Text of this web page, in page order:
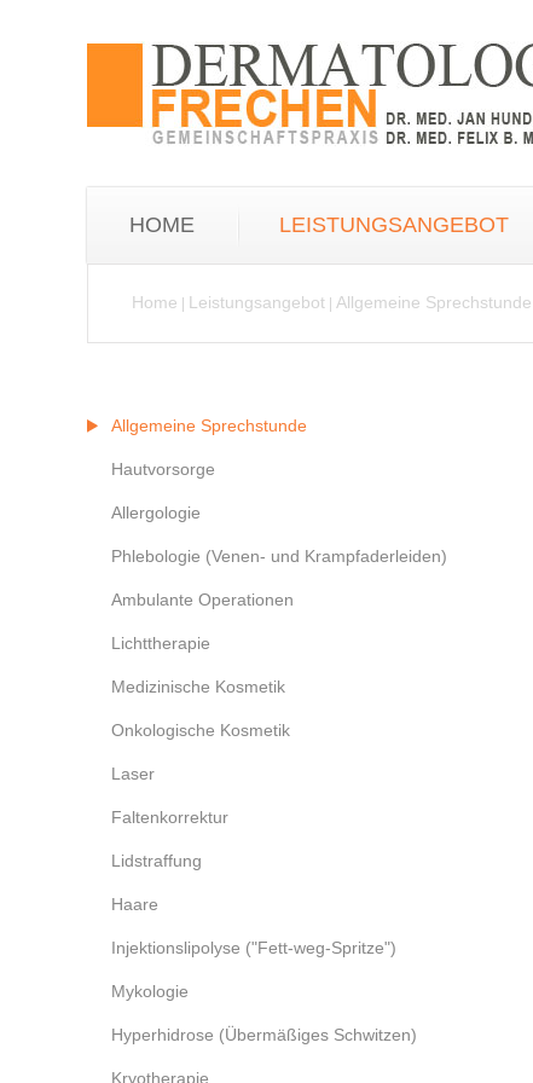
HOME LEISTUNGSANGEBOT
Home Leistungsangebot Allgemeine Sprechstunde
Allgemeine Sprechstunde
Hautvorsorge
Allergologie
Phlebologie (Venen- und Krampfaderleiden)
Ambulante Operationen
Lichttherapie
Medizinische Kosmetik
Onkologische Kosmetik
Laser
Faltenkorrektur
Lidstraffung
Haare
Injektionslipolyse ("Fett-weg-Spritze")
Mykologie
Hyperhidrose (Übermäßiges Schwitzen)
Kryotherapie